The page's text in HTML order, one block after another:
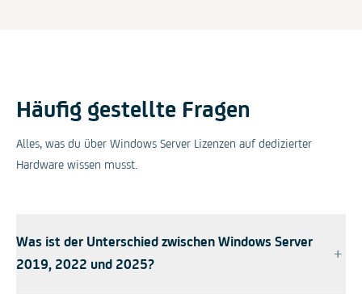
Häufig gestellte Fragen
Alles, was du über Windows Server Lizenzen auf dedizierter
Hardware wissen musst.
Was ist der Unterschied zwischen Windows Server
2019, 2022 und 2025?
+